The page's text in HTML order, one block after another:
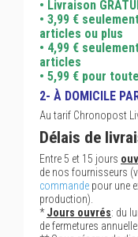
• Livraison
• 3,99 €
articles ou plus
• 4,99 €
articles
• 5,99 € pour
2- À DOMICILE
Au tarif Chronopost
Délais de
Entre 5 et 15 jours
de nos fournisseurs
commande pour une
production).
*Jours ouvrés: du
de fermetures